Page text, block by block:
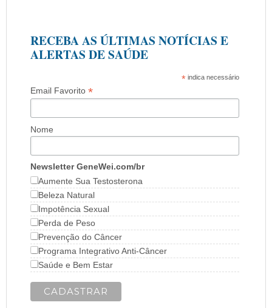
RECEBA AS ÚLTIMAS NOTÍCIAS E
ALERTAS DE SAÚDE
* indica necessário
Email Favorito*
Nome
Newsletter GeneWei.com/br
Aumente Sua Testosterona
Beleza Natural
Impotência Sexual
Perda de Peso
Prevenção do Câncer
Programa Integrativo Anti-Câncer
Saúde e Bem Estar